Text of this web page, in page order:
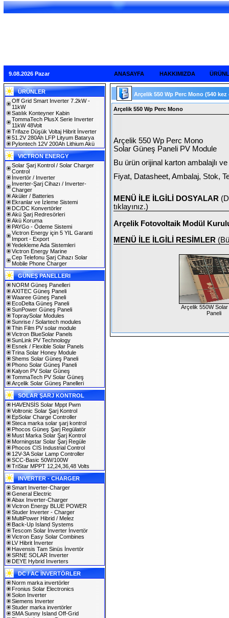
9.08.2026 Pazar ANASAYFA HAKKIMIZDA
ÜRÜNLER
Off Grid Smart Inverter 7.2kW -
11kW
Satılık Konteyner Kabin
TommaTech PlusX Serie Inverter
11kW 48Volt
Trifaze Düşük Voltaj Hibrit İnverter
51.2V 280Ah LFP Lityum Batarya
Pylontech 12V 200Ah Lithium Akü
VICTRON ENERGY
Solar Şarj Kontrol / Solar Charger
Control
İnvertör / Inverter
İnverter-Şarj Cihazı / Inverter-
Charger
Aküler / Batteries
Ekranlar ve İzleme Sistemi
DC/DC Konvertörler
Akü Şarj Redresörleri
Akü Koruma
PAYGo - Ödeme Sistemi
Victron Energy için 5 YIL Garanti
Import - Export
Yedekleme Ada Sistemleri
Victron Energy Marine
Cep Telefonu Şarj Cihazı Solar
Mobile Phone Charger
GÜNEŞ PANELLERI
NORM Güneş Panelleri
AXITEC Güneş Paneli
Waaree Güneş Paneli
EcoDelta Güneş Paneli
SunPower Güneş Paneli
TopraySolar Modules
Sunrise / Solartech modules
Thin Film PV solar module
Victron BlueSolar Panels
SunLink PV Technology
Esnek / Flexible Solar Panels
Trina Solar Honey Module
Shems Solar Güneş Paneli
Phono Solar Güneş Paneli
Kalyon PV Solar Güneş
TommaTech PV Solar Güneş
Arçelik Solar Güneş Panelleri
SOLAR ŞARJ KONTROL
HAVENSİS Solar Mppt Pwm
Voltronic Solar Şarj Kontrol
EpSolar Charge Controller
Steca marka solar şarj kontrol
Phocos Güneş Şarj Regülatör
Must Marka Solar Şarj Kontrol
Morningstar Solar Şarj Regüle
Phocos CIS Industrial Control
12V-3A Solar Lamp Controller
SCC-Basic 50W/100W
TriStar MPPT 12,24,36,48 Volts
INVERTER - CHARGER
Smart Inverter-Charger
General Electric
Abax Inverter-Charger
Victron Energy BLUE POWER
Studer Inverter - Charger
MultiPower Hibrid / Melez
Back-Up Island Systems
Tescom Solar İnverter İnvertör
Victron Easy Solar Combines
LV Hibrit İnverter
Havensis Tam Sinüs İnvertör
SRNE SOLAR Inverter
DEYE Hybrid Inverters
DC / AC İNVERTÖRLER
Norm marka invertörler
Fronius Solar Electronics
Solon Inverter
Siemens Inverter
Studer marka invertörler
SMA Sunny Island Off-Grid
Arçelik 550 Wp Perc Mono (540
Arçelik 550 Wp Perc Mono
Arçelik 550 Wp Perc Mono
Solar Güneş Paneli PV Module
Bu ürün orijinal karton ambalajlı
Fiyat, Datasheet, Ambalaj, Stok,
MENÜ İLE İLGİLİ DOSYALAR
tıklayınız.)
Arçelik Fotovoltaik Modül
MENÜ İLE İLGİLİ RESİMLER
Arçelik 550W
Paneli